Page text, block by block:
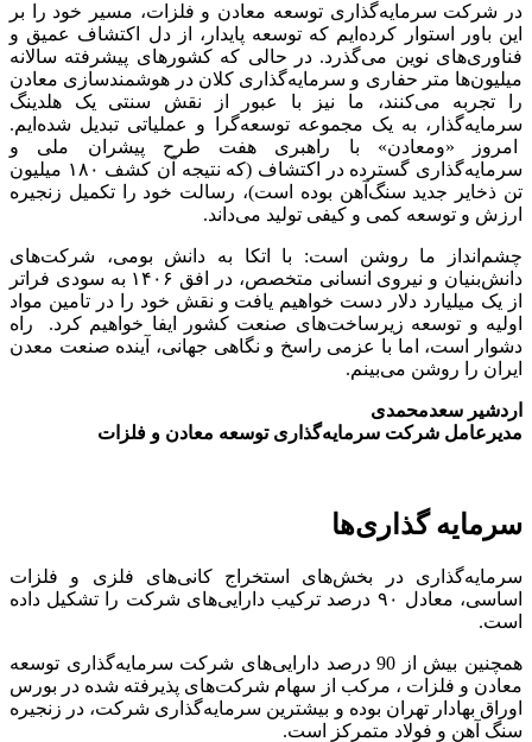
در شرکت سرمایه‌گذاری توسعه معادن و فلزات، مسیر خود را بر
این باور استوار کرده‌ایم که توسعه پایدار، از دل اکتشاف عمیق و
فناوری‌های نوین می‌گذرد. در حالی که کشورهای پیشرفته سالانه
میلیون‌ها متر حفاری و سرمایه‌گذاری کلان در هوشمندسازی معادن
را تجربه می‌کنند، ما نیز با عبور از نقش سنتی یک هلدینگ
سرمایه‌گذار، به یک مجموعه توسعه‌گرا و عملیاتی تبدیل شده‌ایم.
امروز «ومعادن» با راهبری هفت طرح پیشران ملی و
سرمایه‌گذاری گسترده در اکتشاف (که نتیجه آن کشف ۱۸۰ میلیون
تن ذخایر جدید سنگ‌آهن بوده است)، رسالت خود را تکمیل زنجیره
ارزش و توسعه کمی و کیفی تولید می‌داند.
چشم‌انداز ما روشن است: با اتکا به دانش بومی، شرکت‌های
دانش‌بنیان و نیروی انسانی متخصص، در افق ۱۴۰۶ به سودی فراتر
از یک میلیارد دلار دست خواهیم یافت و نقش خود را در تامین مواد
اولیه و توسعه زیرساخت‌های صنعت کشور ایفا خواهیم کرد. راه
دشوار است، اما با عزمی راسخ و نگاهی جهانی، آینده صنعت معدن
ایران را روشن می‌بینم.
اردشیر سعدمحمدی
مدیرعامل شرکت سرمایه‌گذاری توسعه معادن و فلزات
سرمایه گذاری‌ها
سرمایه‌گذاری در بخش‌های استخراج کانی‌های فلزی و فلزات
اساسی، معادل ۹۰ درصد ترکیب دارایی‌های شرکت را تشکیل داده
است.
همچنین بیش از 90 درصد دارایی‌های شرکت سرمایه‌گذاری توسعه
معادن و فلزات ، مرکب از سهام شرکت‌های پذیرفته شده در بورس
اوراق بهادار تهران بوده و بیشترین سرمایه‌گذاری شرکت، در زنجیره
سنگ آهن و فولاد متمرکز است.